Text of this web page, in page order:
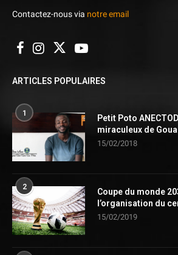
Contactez-nous via notre email
ARTICLES POPULAIRES
1
Petit Poto
miraculeux de
15/02/2018
2
Coupe du monde
l’organisation du
15/02/2019